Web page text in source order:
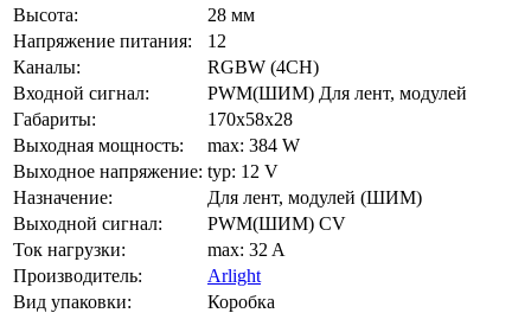
Высота:
28 мм
Напряжение питания:
12
Каналы:
RGBW (4CH)
Входной сигнал:
PWM(ШИМ) Для лент, модулей
Габариты:
170x58x28
Выходная мощность:
max: 384 W
Выходное напряжение: typ: 12 V
Назначение:
Для лент, модулей (ШИМ)
Выходной сигнал:
PWM(ШИМ) CV
Ток нагрузки:
max: 32 A
Производитель:
Arlight
Вид упаковки:
Коробка